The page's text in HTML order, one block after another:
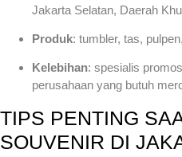
Jakarta Selatan, Daerah
Produk: tumbler, tas,
Kelebihan: spesialis
perusahaan yang butuh
TIPS PENTING
SOUVENIR DI